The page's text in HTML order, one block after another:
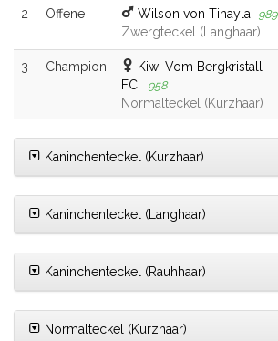
2 Offene Wilson von Tinayla 989
Zwergteckel (Langhaar)
3 Champion
Kiwi Vom Bergkristall
FCI
958
Normalteckel (Kurzhaar)
Kaninchenteckel (Kurzhaar)
Kaninchenteckel (Langhaar)
Kaninchenteckel (Rauhhaar)
Normalteckel (Kurzhaar)